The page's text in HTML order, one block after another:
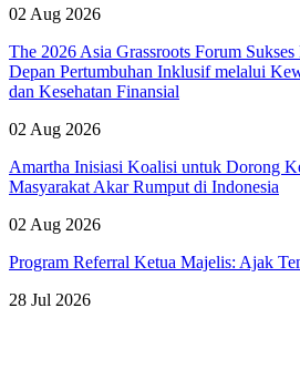
02 Aug 2026
The 2026 Asia Grassroots Forum
Depan Pertumbuhan Inklusif melalui
dan Kesehatan Finansial
02 Aug 2026
Amartha Inisiasi Koalisi untuk Dorong
Masyarakat Akar Rumput di Indonesia
02 Aug 2026
Program Referral Ketua Majelis: Ajak
28 Jul 2026